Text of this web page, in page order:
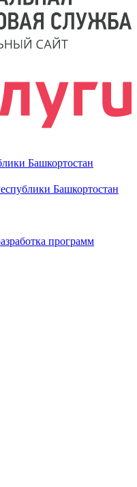
Башкортостан
Башкортостан
программ